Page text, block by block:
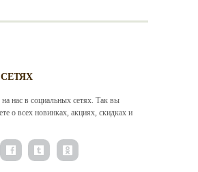
нас в социальных сетях. Так вы
о всех новинках, акциях, скидках и